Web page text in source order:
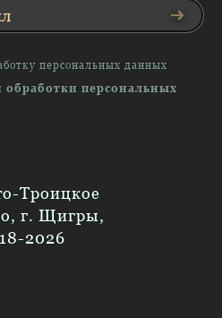
персональных данных
обработки персональных
Троицкое
г. Щигры,
2026